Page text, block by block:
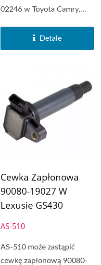
02246 w Toyota Camry,
Detale
Cewka Zapłonowa
90080-19027 W
Lexusie GS430
AS-510
AS-510 może zastąpić
cewkę zapłonową 90080-